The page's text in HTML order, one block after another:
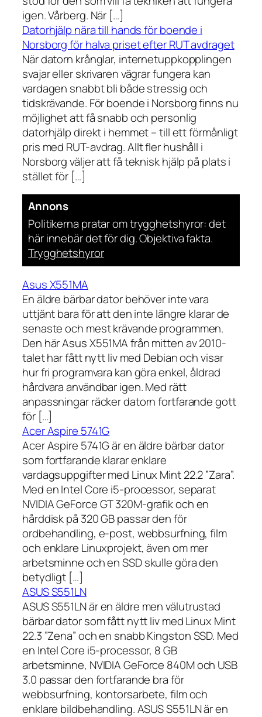
igen. Vårberg. När […]
Datorhjälp nära till hands för boende i
Norsborg för halva priset efter RUT avdraget
När datorn krånglar, internetuppkopplingen
svajar eller skrivaren vägrar fungera kan
vardagen snabbt bli både stressig och
tidskrävande. För boende i Norsborg finns nu
möjlighet att få snabb och personlig
datorhjälp direkt i hemmet – till ett förmånligt
pris med RUT-avdrag. Allt fler hushåll i
Norsborg väljer att få teknisk hjälp på plats i
stället för […]
Annons
Politikerna pratar om trygghetshyror: det
här innebär det för dig. Objektiva fakta.
Trygghetshyror
Asus X551MA
En äldre bärbar dator behöver inte vara
uttjänt bara för att den inte längre klarar de
senaste och mest krävande programmen.
Den här Asus X551MA från mitten av 2010-
talet har fått nytt liv med Debian och visar
hur fri programvara kan göra enkel, åldrad
hårdvara användbar igen. Med rätt
anpassningar räcker datorn fortfarande gott
för […]
Acer Aspire 5741G
Acer Aspire 5741G är en äldre bärbar dator
som fortfarande klarar enklare
vardagsuppgifter med Linux Mint 22.2 ”Zara”.
Med en Intel Core i5-processor, separat
NVIDIA GeForce GT 320M-grafik och en
hårddisk på 320 GB passar den för
ordbehandling, e-post, webbsurfning, film
och enklare Linuxprojekt, även om mer
arbetsminne och en SSD skulle göra den
betydligt […]
ASUS S551LN
ASUS S551LN är en äldre men välutrustad
bärbar dator som fått nytt liv med Linux Mint
22.3 ”Zena” och en snabb Kingston SSD. Med
en Intel Core i5-processor, 8 GB
arbetsminne, NVIDIA GeForce 840M och USB
3.0 passar den fortfarande bra för
webbsurfning, kontorsarbete, film och
enklare bildbehandling. ASUS S551LN är en